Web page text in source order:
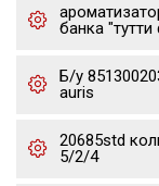
банка "тутти
Б/у
auris
20685std
5/2/4